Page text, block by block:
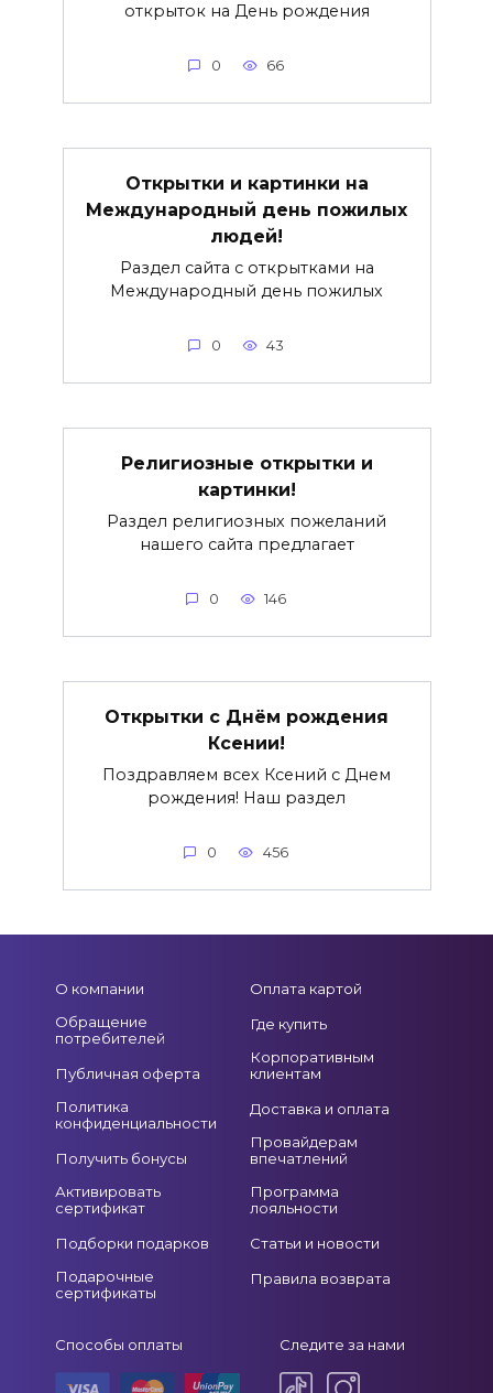
открыток на День рождения
0 66
Открытки и картинки на
Международный день пожилых
людей!
Раздел сайта с открытками на
Международный день пожилых
0 43
Религиозные открытки и
картинки!
Раздел религиозных пожеланий
нашего сайта предлагает
0 146
Открытки с Днём рождения
Ксении!
Поздравляем всех Ксений с Днем
рождения! Наш раздел
0 456
О компании
Обращение
потребителей
Публичная оферта
Политика
конфиденциальности
Получить бонусы
Активировать
сертификат
Подборки подарков
Подарочные
сертификаты
Оплата картой
Где купить
Корпоративным
клиентам
Доставка и оплата
Провайдерам
впечатлений
Программа
лояльности
Статьи и новости
Правила возврата
Способы оплаты Следите за нами